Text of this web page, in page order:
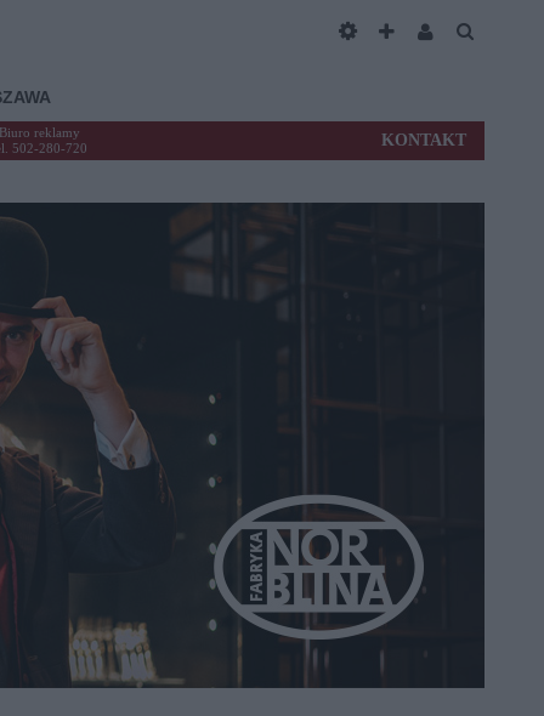
Biuro reklamy
502-280-720
KONTAKT